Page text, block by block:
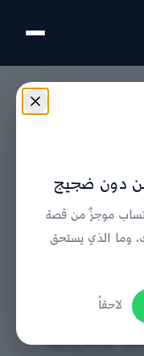
أعادت حماية المستهلك بجنوب
ودية، وضبطت في
غرامة إدارية.
دون ضجيج
موجزٌ من قصة
وما الذي يستحق
لاحقاً